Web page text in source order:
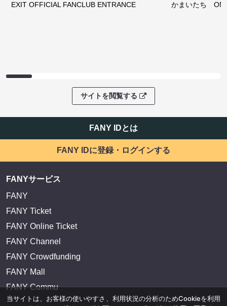
EXIT OFFICIAL FANCLUB ENTRANCE かまいたち
サイトを閲覧する
FANY IDとは
FANY IDに登録・ログインする
FANYサービス
FANY
FANY Ticket
FANY Online Ticket
FANY Channel
FANY Crowdfunding
FANY Mall
FANY Commu
当サイトは、お客様の使いやすさ、利用状況の分析のためCookieを利用